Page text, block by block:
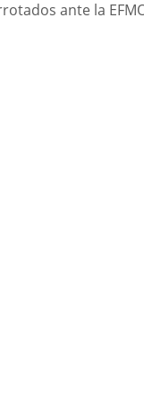
ante la